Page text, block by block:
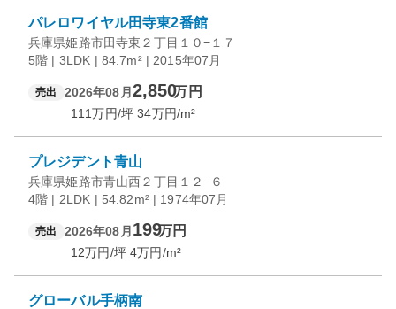
パレロワイヤル田寺東2番館
兵庫県姫路市田寺東２丁目１０−１７
5階 | 3LDK | 84.7m² | 2015年07月
売出 2026年08月 2,850万円
111万円/坪 34万円/m²
プレジデント青山
兵庫県姫路市青山西２丁目１２−６
4階 | 2LDK | 54.82m² | 1974年07月
売出 2026年08月 199万円
12万円/坪 4万円/m²
グローバル手柄南